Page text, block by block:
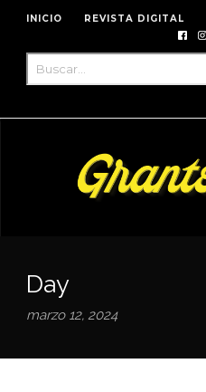
INICIO REVISTA DIGITAL
Day
marzo 12, 2024